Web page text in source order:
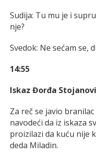
Sudija: Tu mu je i
nje?
Svedok: Ne sećam se,
14:55
Iskaz Đorđa
Za reč se javio
navodeći da iz iskaza
proizilazi da kuću nije
deda Miladin.